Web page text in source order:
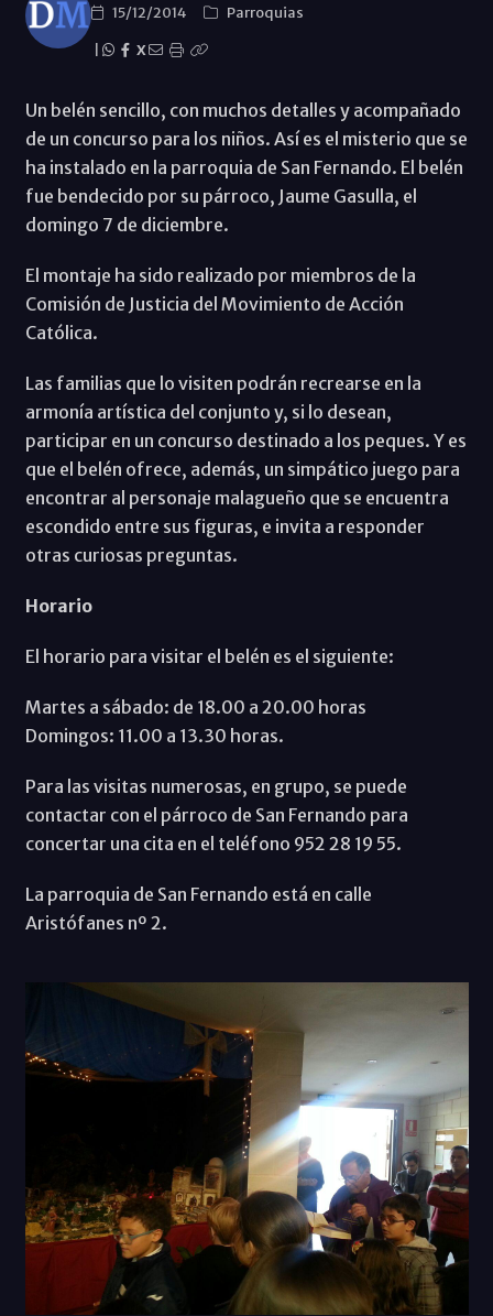
15/12/2014
Parroquias
X
Un belén sencillo, con muchos detalles y acompañado
de un concurso para los niños. Así es el misterio que se
ha instalado en la parroquia de San Fernando. El belén
fue bendecido por su párroco, Jaume Gasulla, el
domingo 7 de diciembre.
El montaje ha sido realizado por miembros de la
Comisión de Justicia del Movimiento de Acción
Católica.
Las familias que lo visiten podrán recrearse en la
armonía artística del conjunto y, si lo desean,
participar en un concurso destinado a los peques. Y es
que el belén ofrece, además, un simpático juego para
encontrar al personaje malagueño que se encuentra
escondido entre sus figuras, e invita a responder
otras curiosas preguntas.
Horario
El horario para visitar el belén es el siguiente:
Martes a sábado: de 18.00 a 20.00 horas
Domingos: 11.00 a 13.30 horas.
Para las visitas numerosas, en grupo, se puede
contactar con el párroco de San Fernando para
concertar una cita en el teléfono 952 28 19 55.
La parroquia de San Fernando está en calle
Aristófanes nº 2.